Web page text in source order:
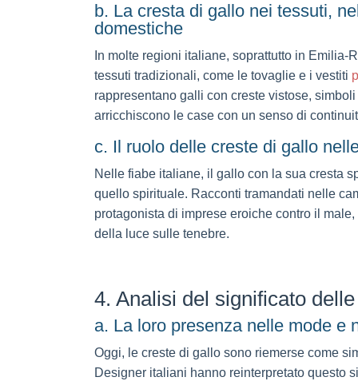
b. La cresta di gallo nei tessuti,
domestiche
In molte regioni italiane, soprattutto in
tessuti tradizionali, come le tovaglie e i vestiti
rappresentano galli con creste vistose,
arricchiscono le case con un senso di
c. Il ruolo delle creste di gallo
Nelle fiabe italiane, il gallo con la sua cresta
quello spirituale. Racconti tramandati nelle
protagonista di imprese eroiche contro il
della luce sulle tenebre.
4. Analisi del significato
a. La loro presenza nelle mode e
Oggi, le creste di gallo sono riemerse come
Designer italiani hanno reinterpretato questo